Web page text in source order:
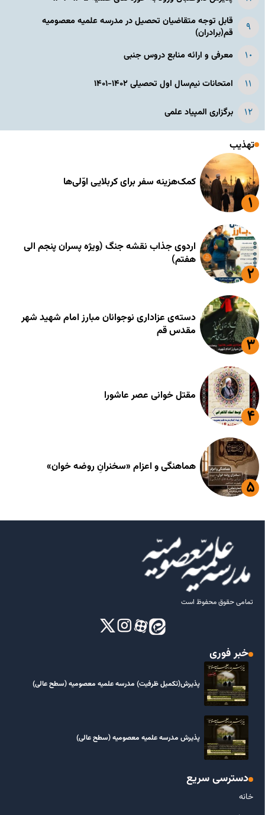
قابل توجه متقاضیان تحصیل در مدرسه علمیه معصومیه
قم(برادران)
معرفی و ارائه منابع دروس جنبی
امتحانات نیم‌سال اول تحصیلی ۱۴۰۲-۱۴۰۱
برگزاری المپیاد علمی
تهذیب
کمک‌هزینه سفر برای کربلایی اوّلی‌ها
اردوی جذاب نقشه جنگ (ویژه پسران پنجم الی
هفتم)
دسته‌ی عزاداری نوجوانان مبارز امام شهید شهر
مقدس قم
مقتل خوانی عصر عاشورا
هماهنگی و اعزام «سخنرانِ روضه خوان»
تمامی حقوق محفوظ است
خبر فوری
پذیرش(تکمیل ظرفیت) مدرسه علمیه معصومیه‌ (سطح عالی)
پذیرش مدرسه علمیه معصومیه‌ (سطح عالی)
دسترسی سریع
خانه